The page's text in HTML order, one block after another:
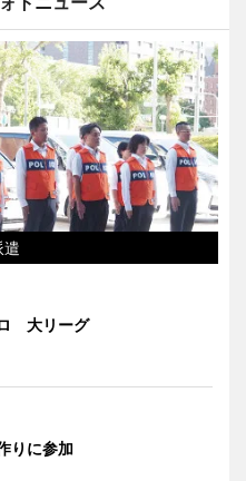
遣
大リーグ
りに参加